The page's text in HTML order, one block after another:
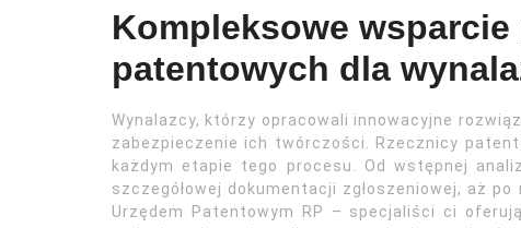
Kompleksowe
patentowych dla
Wynalazcy, którzy opracowali innowacyjne
zabezpieczenie ich twórczości. Rzecznicy
każdym etapie tego procesu. Od wstępnej
szczegółowej dokumentacji zgłoszeniowej, aż
Urzędem Patentowym RP – specjaliści ci